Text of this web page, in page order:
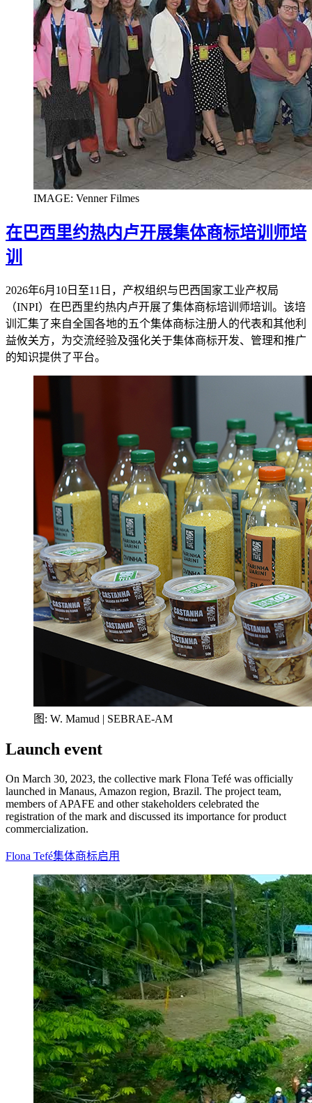
IMAGE: Venner Filmes
在巴西里约热内卢开展集体商标培训师培
训
2026年6月10日至11日，产权组织与巴西国家工业产权局
（INPI）在巴西里约热内卢开展了集体商标培训师培训。该培
训汇集了来自全国各地的五个集体商标注册人的代表和其他利
益攸关方，为交流经验及强化关于集体商标开发、管理和推广
的知识提供了平台。
图: W. Mamud | SEBRAE-AM
Launch event
On March 30, 2023, the collective mark Flona Tefé was officially
launched in Manaus, Amazon region, Brazil. The project team,
members of APAFE and other stakeholders celebrated the
registration of the mark and discussed its importance for product
commercialization.
Flona Tefé集体商标启用